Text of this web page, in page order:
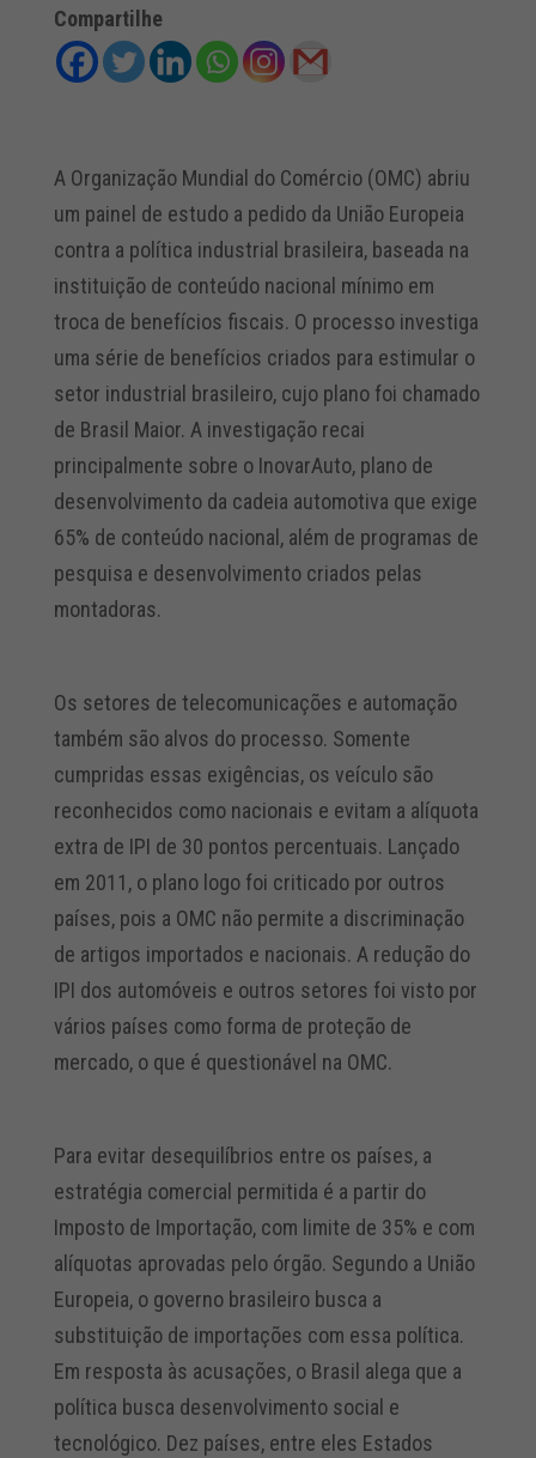
Compartilhe
A Organização Mundial do Comércio (OMC) abriu
um painel de estudo a pedido da União Europeia
contra a política industrial brasileira, baseada na
instituição de conteúdo nacional mínimo em
troca de benefícios fiscais. O processo investiga
uma série de benefícios criados para estimular o
setor industrial brasileiro, cujo plano foi chamado
de Brasil Maior. A investigação recai
principalmente sobre o InovarAuto, plano de
desenvolvimento da cadeia automotiva que exige
65% de conteúdo nacional, além de programas de
pesquisa e desenvolvimento criados pelas
montadoras.
Os setores de telecomunicações e automação
também são alvos do processo. Somente
cumpridas essas exigências, os veículo são
reconhecidos como nacionais e evitam a alíquota
extra de IPI de 30 pontos percentuais. Lançado
em 2011, o plano logo foi criticado por outros
países, pois a OMC não permite a discriminação
de artigos importados e nacionais. A redução do
IPI dos automóveis e outros setores foi visto por
vários países como forma de proteção de
mercado, o que é questionável na OMC.
Para evitar desequilíbrios entre os países, a
estratégia comercial permitida é a partir do
Imposto de Importação, com limite de 35% e com
alíquotas aprovadas pelo órgão. Segundo a União
Europeia, o governo brasileiro busca a
substituição de importações com essa política.
Em resposta às acusações, o Brasil alega que a
política busca desenvolvimento social e
tecnológico. Dez países, entre eles Estados